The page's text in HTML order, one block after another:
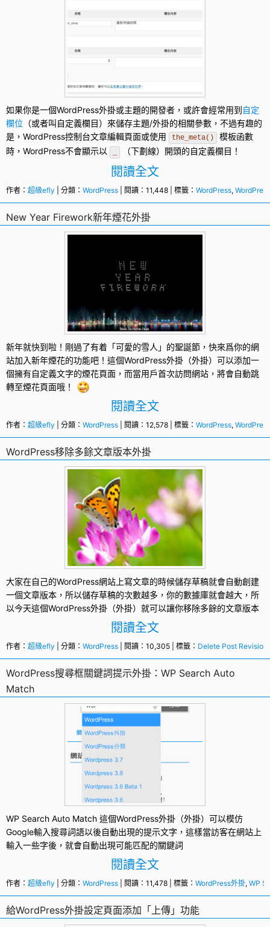
如果你是一個WordPress外掛或主題的開發者，或許會經常用到自定
欄位 （或者叫自定義欄目）來儲存主題/外掛的相關參數，不過有趣的
是， WordPress控制台文章編輯頁面或使用 the_meta()
模板函數
時，WordPress不會顯示以
（下劃線）開頭的自定義欄目！
閱讀全文
作者： 超級efly | 分類： WordPress | 閱讀：11,448 | 標籤： WordPress,
New Year Firework新年煙花外掛
新年就快到啦！剛過了有着「可愛的雪人」的聖誕節，快來爲你的網
站加入新年煙花的功能吧！這個WordPress外掛 （外掛）可以添加一
個擁有自定義文字的煙花頁面，而當用戶首次訪問網站，將會自動跳
轉至煙花頁面哦！
閱讀全文
作者： 超級efly | 分類： WordPress | 閱讀：12,578 | 標籤： WordPress,
WordPress移除多餘文章版本外掛
大家在自己的WordPress網站上寫文章的時候儲存草稿就會自動創建
一個文章版本，所以儲存草稿的次數越多，你的數據庫就會越大，所
以今天這個WordPress外掛 （外掛）就可以讓你移除多餘的文章版本
閱讀全文
作者： 超級efly | 分類： WordPress | 閱讀：10,305 | 標籤： Delete Post Revision
WordPress搜尋框關鍵詞提示外掛：WP Search Auto
Match
WP Search Auto Match 這個WordPress外掛 （外掛）可以模仿
Google輸入搜尋詞語以後自動出現的提示文字，這樣當訪客在網站上
輸入一些字後，就會自動出現可能匹配的關鍵詞
閱讀全文
作者： 超級efly | 分類： WordPress | 閱讀：11,478 | 標籤： WordPress外掛, WP
給WordPress外掛設定頁面添加「上傳」功能